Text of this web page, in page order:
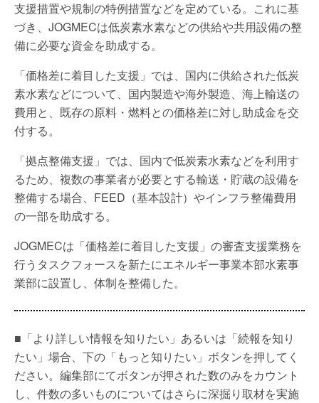
支援措置や規制の特例措置などを定めている。これに基
づき、JOGMECは低炭素水素などの供給や共用設備の整
備に必要な資金を助成する。
「価格差に着目した支援」では、国内に供給された低炭
素水素などについて、国内製造や海外製造、海上輸送の
費用と、既存の原料・燃料との価格差に対し助成金を交
付する。
「拠点整備支援」では、国内で低炭素水素などを利用す
るため、複数の事業者が必要とする輸送・貯蔵の設備を
整備する場合、FEED（基本設計）やインフラ整備費用
の一部を助成する。
JOGMECは「価格差に着目した支援」の審査支援業務を
行うタスクフォースを新たにエネルギー事業本部水素事
業部に設置し、体制を整備した。
■「より詳しい情報を知りたい」あるいは「続報を知り
たい」場合、下の「もっと知りたい」ボタンを押してく
ださい。編集部にてボタンが押された数のみをカウント
し、件数の多いものについてはさらに深掘り取材を実施